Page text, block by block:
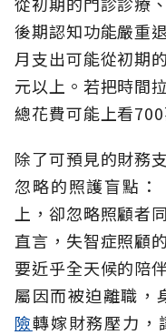
後期認知功能嚴重
月支出可能從初期
元以上。若把時間
總花費可能上看700
除了可預見的財務
忽略的照護盲點：
上，卻忽略照顧者
直言，失智症照顧
要近乎全天候的陪
屬因而被迫離職，
險轉嫁財務壓力，